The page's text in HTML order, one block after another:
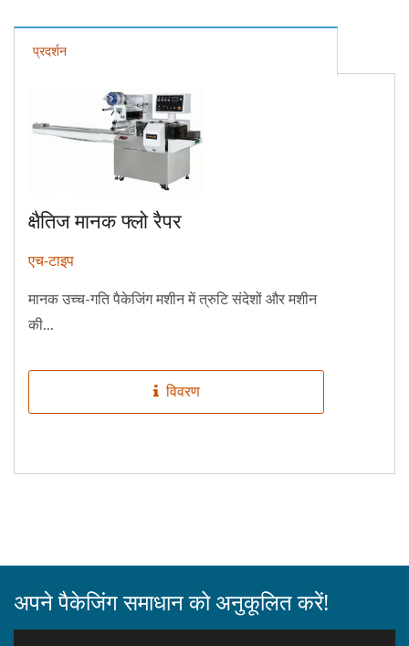
प्रदर्शन
क्षैतिज मानक फ्लो रैपर
एच-टाइप
मानक उच्च-गति पैकेजिंग मशीन में त्रुटि संदेशों और मशीन
की...
विवरण
अपने पैकेजिंग समाधान को अनुकूलित करें!